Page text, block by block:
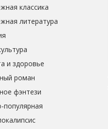
классика
литература
и здоровье
роман
фэнтези
популярная